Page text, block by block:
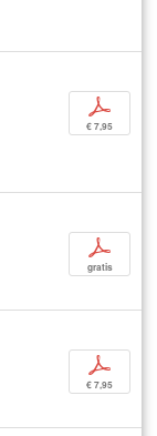
p
€ 7,95
p
gratis
p
€ 7,95